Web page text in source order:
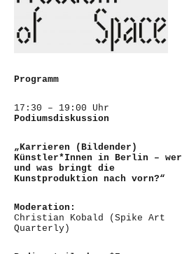
Programm
17:30 – 19:00 Uhr
Podiumsdiskussion
„Karrieren (Bildender)
Künstler*Innen in Berlin – wer
und was bringt die
Kunstproduktion nach vorn?“
Moderation:
Christian Kobald (Spike Art
Quarterly)